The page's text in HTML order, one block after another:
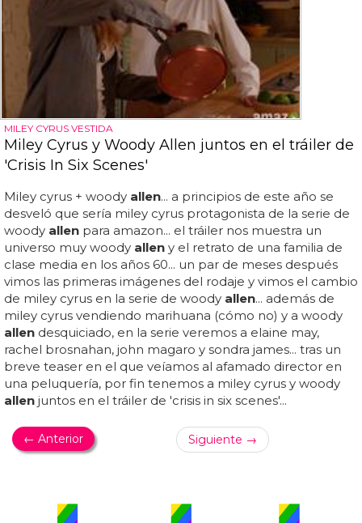
MILEY CYRUS VESTIDA
Miley Cyrus y Woody Allen juntos en el tráiler de
'Crisis In Six Scenes'
Miley cyrus + woody allen... a principios de este año se
desveló que sería miley cyrus protagonista de la serie de
woody allen para amazon... el tráiler nos muestra un
universo muy woody allen y el retrato de una familia de
clase media en los años 60... un par de meses después
vimos las primeras imágenes del rodaje y vimos el cambio
de miley cyrus en la serie de woody allen... además de
miley cyrus vendiendo marihuana (cómo no) y a woody
allen desquiciado, en la serie veremos a elaine may,
rachel brosnahan, john magaro y sondra james... tras un
breve teaser en el que veíamos al afamado director en
una peluquería, por fin tenemos a miley cyrus y woody
allen juntos en el tráiler de 'crisis in six scenes'...
← Anterior Siguiente →